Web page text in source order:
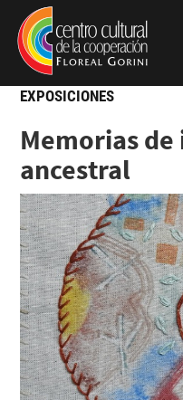
Pasar al contenido principal
Jump to main content
EXPOSICIONES
Memorias
ancestral